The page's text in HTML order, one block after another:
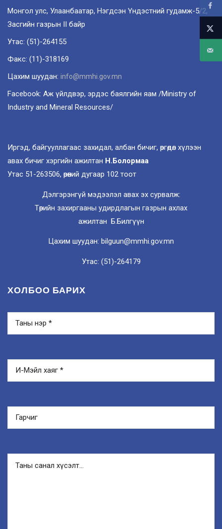
Монгол улс, Улаанбаатар, Нэгдсэн Үндэстний гудамж-5/2,
Засгийн газрын II байр
Утас: (51)-264155
Факс: (11)-318169
Цахим шуудан: info@mmhi.gov.mn
Facebook: Аж үйлдвэр, эрдэс баялгийн яам /Ministry of
Industry and Mineral Resources/
Иргэд, байгууллагаас захидал, албан бичиг, өргөдөл хүлээн
авах бичиг хэргийн ажилтан Н.Болормаа
Утас 51-263506, өрөөний дугаар 102 тоот
Дэлгэрэнгүй мэдээлэл авах эх сурвалж:
Төрийн захиргааны удирдлагын газрын ахлах
ажилтан Б.Билгүүн
Цахим шуудан: bilguun@mmhi.gov.mn
Утас: (51)-264179
ХОЛБОО БАРИХ